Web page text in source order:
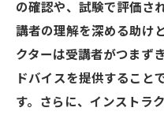
の確認や、試験で評価さ
講者の理解を深める助け
クターは受講者がつまず
ドバイスを提供すること
す。さらに、インストラ